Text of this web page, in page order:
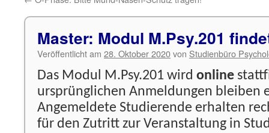
Master: Modul M.Psy.201
Veröffentlicht am 28. Oktober 2020von Studienbüro
Das Modul M.Psy.201 wird online
ursprünglichen Anmeldungen bleiben
Angemeldete Studierende erhalten
für den Zutritt zur Veranstaltung in